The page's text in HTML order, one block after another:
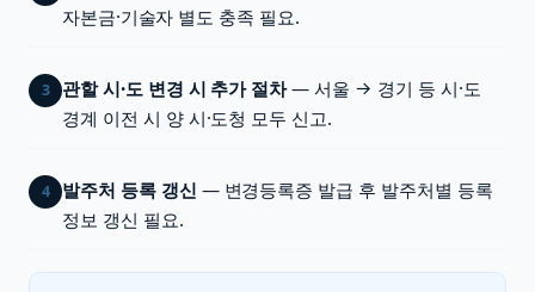
자본금·기술자 별도 충족 필요.
3 관할 시·도 변경 시 추가 절차— 서울 → 경기 등 시·도
경계 이전 시 양 시·도청 모두 신고.
4 발주처 등록 갱신 — 변경등록증 발급 후 발주처별 등록
정보 갱신 필요.